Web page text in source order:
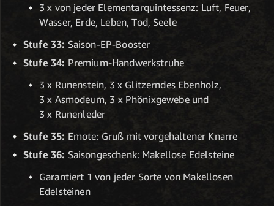
3 x von jeder Elementarquintessenz: Luft, Feuer,
Wasser, Erde, Leben, Tod, Seele
Stufe 33: Saison-EP-Booster
Stufe 34: Premium-Handwerkstruhe
3 x Runenstein, 3 x Glitzerndes Ebenholz,
3 x Asmodeum, 3 x Phönixgewebe und
3 x Runenleder
Stufe 35: Emote: Gruß mit vorgehaltener Knarre
Stufe 36: Saisongeschenk: Makellose Edelsteine
Garantiert 1 von jeder Sorte von Makellosen
Edelsteinen